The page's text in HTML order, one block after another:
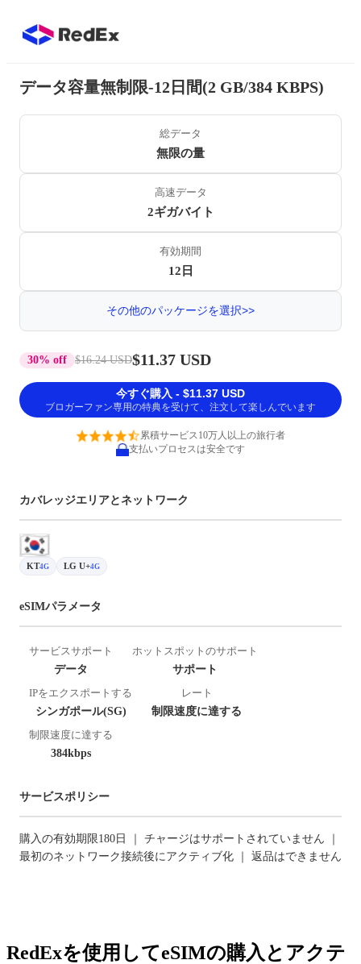
データ容量無制限-12日間(2 GB/384 KBPS)
総データ
無限の量
高速データ
2ギガバイト
有効期間
12日
その他のパッケージを選択>>
30% off $16.24 USD$11.37 USD
今すぐ購入 - $11.37 USD
ブロガーファン専用の特典を受けて、注文して楽しんでいます
累積サービス10万人以上の旅行者
支払いプロセスは安全です
カバレッジエリアとネットワーク
KT4G LG U+4G
eSIMパラメータ
サービスサポート
データ
ホットスポットのサポート
サポート
IPをエクスポートする
シンガポール(SG)
レート
制限速度に達する
制限速度に達する
384kbps
サービスポリシー
購入の有効期限180日 ｜ チャージはサポートされていません ｜
最初のネットワーク接続後にアクティブ化 ｜ 返品はできません
RedExを使用してeSIMの購入とアクテ